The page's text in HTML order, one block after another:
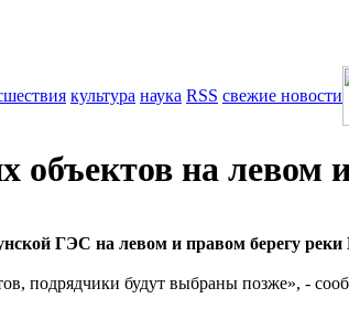
культура наука RSS свежие новости
объектов на
ГЭС на левом и правом берегу
подрядчики будут выбраны позже», -